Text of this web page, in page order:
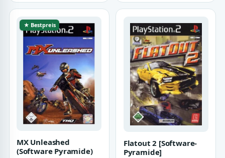
★ Bestpreis
MX Unleashed
(Software Pyramide)
Flatout 2 [Software-
Pyramide]